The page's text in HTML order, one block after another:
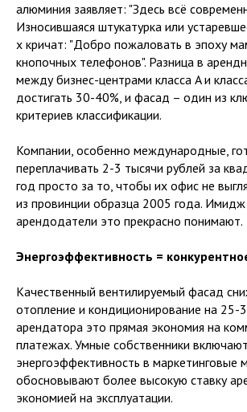
алюминия заявляет: "Здесь всё
Износившаяся штукатурка или
х кричат: "Добро пожаловать в эпоху
кнопочных телефонов". Разница в
между бизнес-центрами класса A и
достигать 30-40%, и фасад – один из
критериев классификации.
Компании, особенно международные,
переплачивать 2-3 тысячи рублей за
год просто за то, чтобы их офис не
из провинции образца 2005 года.
арендодатели это прекрасно понимают.
Энергоэффективность =
Качественный вентилируемый фасад
отопление и кондиционирование на 25-
арендатора это прямая экономия на
платежах. Умные собственники включают
энергоэффективность в маркетинговые
обосновывают более высокую ставку
экономией на эксплуатации.